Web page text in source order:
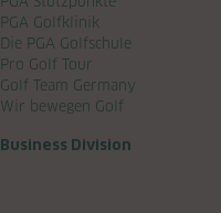
PGA Golfklinik
Die PGA Golfschule
Pro Golf Tour
Golf Team Germany
Wir bewegen Golf
Business Division